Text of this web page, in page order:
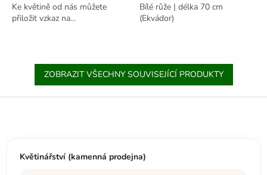
Ke květině od nás můžete
přiložit vzkaz na...
Bílé růže | délka 70 cm
(Ekvádor)
ZOBRAZIT VŠECHNY SOUVISEJÍCÍ PRODUKTY
Z
Květinářství (kamenná prodejna)